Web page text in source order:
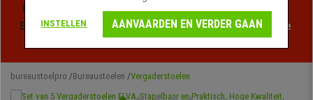
Profiteer van de Zomeruitverkoop bij bureaustoelpro!
Exclusieve kortingen voor een beperkte tijd - Bekijk de
bureaustoelpro Bureaustoelen Vergaderstoelen
INSTELLEN AANVAARDEN EN VERDER GAAN